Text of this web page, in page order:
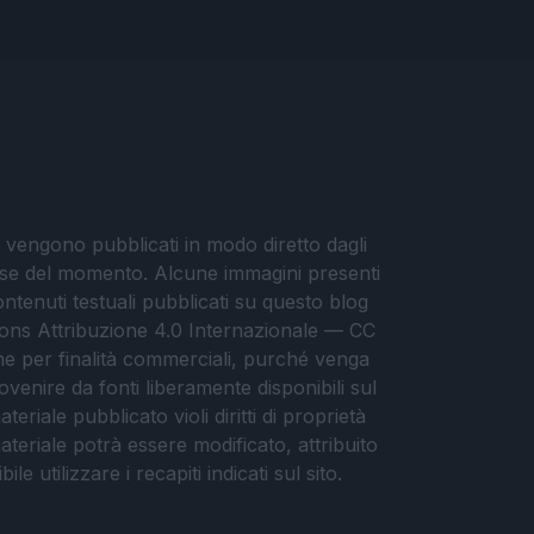
pubblicati in modo diretto dagli
del momento. Alcune immagini presenti
testuali pubblicati su questo blog
Attribuzione 4.0 Internazionale — CC
per finalità commerciali, purché venga
da fonti liberamente disponibili sul
pubblicato violi diritti di proprietà
potrà essere modificato, attribuito
utilizzare i recapiti indicati sul sito.